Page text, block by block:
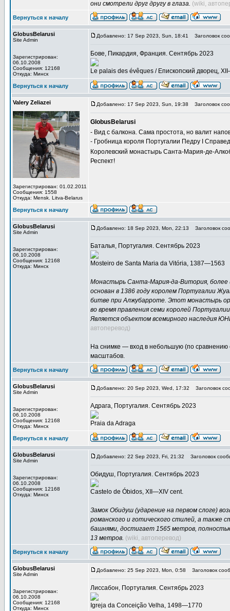
они смотрели друг другу в глаза. (wiki,
Вернуться к началу
GlobusBelarusi
Site Admin
Зарегистрирован:
06.10.2008
Сообщения: 12168
Откуда: Минск
Добавлено: 17 Sep 2023, Sun, 18:41 Заголовок
Бове, Пикардия, Франция. Сентябрь 2023
Le palais des évêques / Епископский дворец,
Вернуться к началу
Valery Zeliazei
Зарегистрирован: 01.02.2011
Сообщения: 1558
Откуда: Mensk. Litva-Belarus
Добавлено: 17 Sep 2023, Sun, 19:38 Заголовок
GlobusBelarusi
- Вид с балкона. Сама простота, но валит
- Гробница короля Португалии Педру I
Королевский монастырь Санта-Мария-де-
Респект!
Вернуться к началу
GlobusBelarusi
Site Admin
Зарегистрирован:
06.10.2008
Сообщения: 12168
Откуда: Минск
Добавлено: 18 Sep 2023, Mon, 22:13 Заголовок
Баталья, Португалия. Сентябрь 2023
Mosteiro de Santa Maria da Vitória, 1387—1563
Монастырь Санта-Мария-да-Витория,
основан в 1386 году королем Португалии
битве при Алжубарроте. Этот монастырь
во время правления семи королей
Является объектом всемирного наследия
автоперевод)
На снимке — вход в небольшую (по
масштабов.
Вернуться к началу
GlobusBelarusi
Site Admin
Зарегистрирован:
06.10.2008
Сообщения: 12168
Откуда: Минск
Добавлено: 20 Sep 2023, Wed, 17:32 Заголовок
Адрага, Португалия. Сентябрь 2023
Praia da Adraga
Вернуться к началу
GlobusBelarusi
Site Admin
Зарегистрирован:
06.10.2008
Сообщения: 12168
Откуда: Минск
Добавлено: 22 Sep 2023, Fri, 21:32 Заголовок
Обидуш, Португалия. Сентябрь 2023
Castelo de Óbidos, XII—XIV cent.
Замок Обидуш (ударение на первом слоге)
романского и готического стилей, а также
башнями, достигает 1565 метров,
13 метров. (wiki, автоперевод)
Вернуться к началу
GlobusBelarusi
Site Admin
Зарегистрирован:
06.10.2008
Сообщения: 12168
Откуда: Минск
Добавлено: 25 Sep 2023, Mon, 0:58 Заголовок
Лиссабон, Португалия. Сентябрь 2023
Igreja da Conceição Velha, 1498—1770